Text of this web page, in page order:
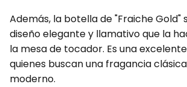
Además, la botella de "Fraiche Gold"
diseño elegante y llamativo que la
la mesa de tocador. Es una
quienes buscan una fragancia
moderno.